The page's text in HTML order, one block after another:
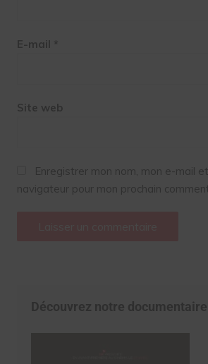
E-mail *
Site web
Enregistrer mon nom, mon e-mail
navigateur pour mon prochain
Découvrez notre documentaire